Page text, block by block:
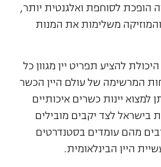
הופכת לסוחפת ואלגנטית יותר,
משלימות את המנות
להציע תפריט יין מגוון כל
המרשימה של עולם היין הכשר
למצוא יינות כשרים איכותיים
בישראל לצד יקבים מובילים
מהם עומדים בסטנדרטים
היין הבינלאומית.